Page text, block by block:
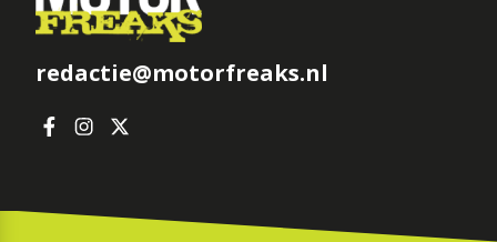
redactie@motorfreaks.nl